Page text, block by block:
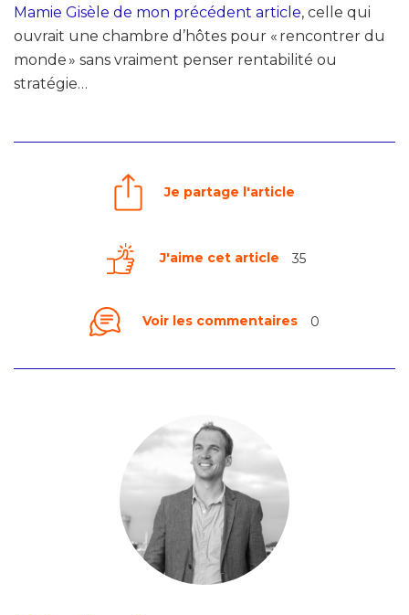
Mamie Gisèle de mon précédent article, celle qui
ouvrait une chambre d’hôtes pour « rencontrer du
monde » sans vraiment penser rentabilité ou
stratégie…
Je partage l'article
J'aime cet article 35
Voir les commentaires 0